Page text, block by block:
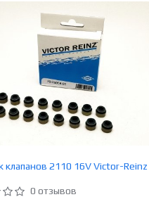
клапанов 2110 16V Victor-Reinz
0 отзывов